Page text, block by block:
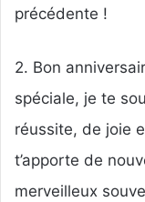
précédente !
2. Bon
spéciale, je te
réussite, de joie
t’apporte de
merveilleux